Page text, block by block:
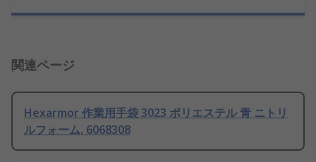
関連ページ
Hexarmor 作業用手袋 3023 ポリエステル 青 ニトリ
ルフォーム, 6068308